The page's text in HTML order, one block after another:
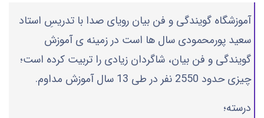
آموزشگاه گویندگی و فن بیان رویای صدا با تدریسِ استاد
سعید پورمحمودی سال ها است در زمینه ی آموزش
گویندگی و فن بیان، شاگردان زیادی را تربیت کرده است؛
چیزی حدود 2550 نفر در طی 13 سال آموزش مداوم.
درسته؛